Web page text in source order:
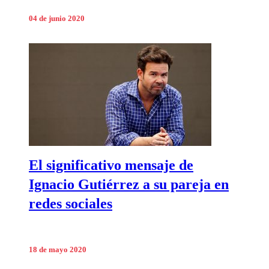
04 de junio 2020
El significativo mensaje de
Ignacio Gutiérrez a su pareja en
redes sociales
18 de mayo 2020